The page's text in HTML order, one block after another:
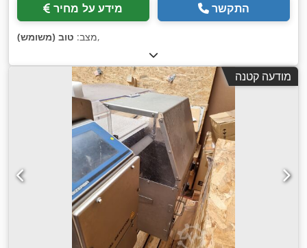
מידע על מחיר התקשר
מצב: טוב (משומש) ,
מודעה קטנה